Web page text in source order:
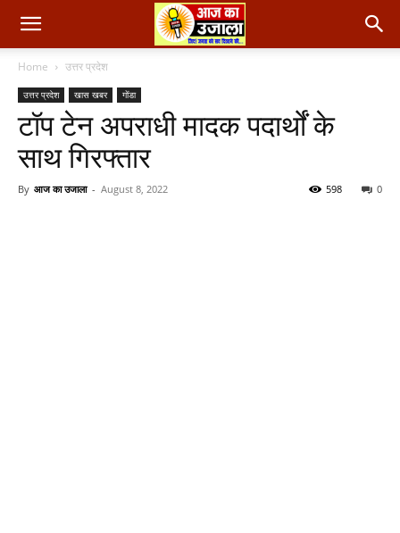
Home उत्तर प्रदेश
उत्तर प्रदेश खास खबर गोंडा
टॉप टेन अपराधी मादक पदार्थों के
साथ गिरफ्तार
By आज का उजाला - August 8, 2022 0
598